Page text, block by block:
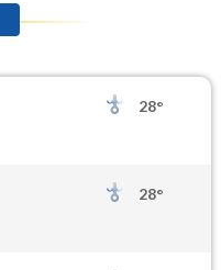
112.5
28°
28°